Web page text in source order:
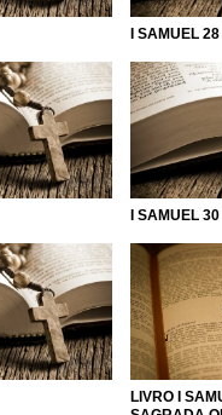
I SAMUEL 28
I SAMUEL 30
LIVRO I